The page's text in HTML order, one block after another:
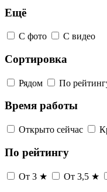
Ещё
С фото С видео
Сортировка
Рядом По
Время работы
Открыто сейчас
По рейтингу
От 3 ★ От 3,5 ★